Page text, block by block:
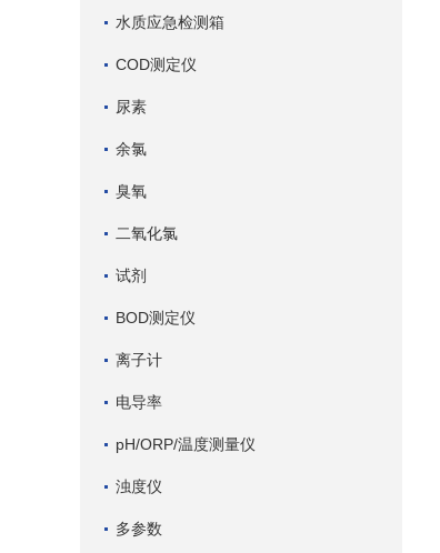
水质应急检测箱
COD测定仪
尿素
余氯
臭氧
二氧化氯
试剂
BOD测定仪
离子计
电导率
pH/ORP/温度测量仪
浊度仪
多参数